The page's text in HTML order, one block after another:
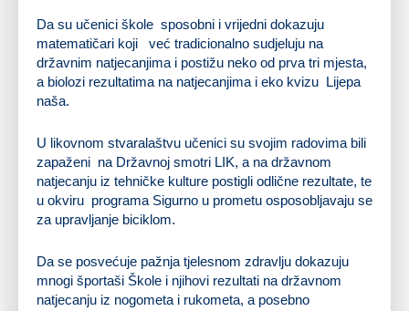
Da su učenici škole sposobni i vrijedni dokazuju
matematičari koji već tradicionalno sudjeluju na
državnim natjecanjima i postižu neko od prva tri mjesta,
a biolozi rezultatima na natjecanjima i eko kvizu Lijepa
naša.
U likovnom stvaralaštvu učenici su svojim radovima bili
zapaženi na Državnoj smotri LIK, a na državnom
natjecanju iz tehničke kulture postigli odlične rezultate, te
u okviru programa Sigurno u prometu osposobljavaju se
za upravljanje biciklom.
Da se posvećuje pažnja tjelesnom zdravlju dokazuju
mnogi športaši Škole i njihovi rezultati na državnom
natjecanju iz nogometa i rukometa, a posebno